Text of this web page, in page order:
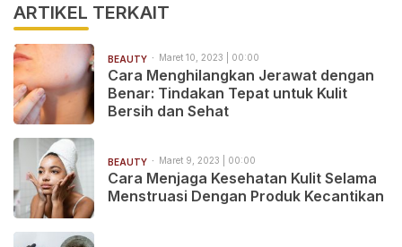
ARTIKEL TERKAIT
BEAUTY Maret 10, 2023 | 00:00
Cara Menghilangkan Jerawat dengan
Benar: Tindakan Tepat untuk Kulit
Bersih dan Sehat
BEAUTY Maret 9, 2023 | 00:00
Cara Menjaga Kesehatan Kulit Selama
Menstruasi Dengan Produk Kecantikan